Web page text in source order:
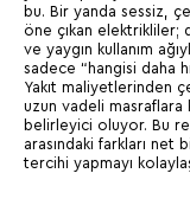
bu. Bir yanda sessiz,
öne çıkan elektrikliler;
ve yaygın kullanım
sadece “hangisi daha
Yakıt maliyetlerinden
uzun vadeli
belirleyici oluyor. Bu
arasındaki farkları
tercihi yapmayı